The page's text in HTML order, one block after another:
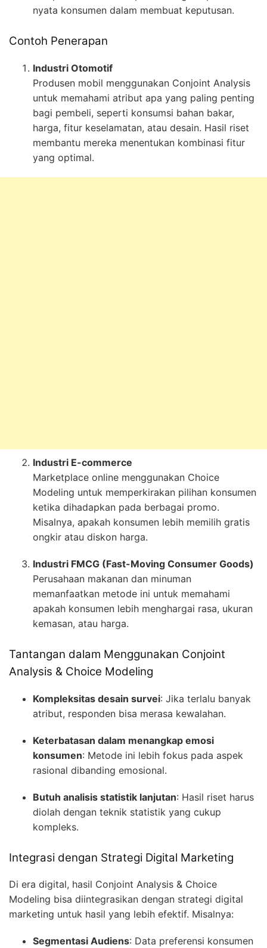
nyata konsumen dalam membuat keputusan.
Contoh Penerapan
Industri Otomotif
Produsen mobil menggunakan Conjoint Analysis
untuk memahami atribut apa yang paling penting
bagi pembeli, seperti konsumsi bahan bakar,
harga, fitur keselamatan, atau desain. Hasil riset
membantu mereka menentukan kombinasi fitur
yang optimal.
Industri E-commerce
Marketplace online menggunakan Choice
Modeling untuk memperkirakan pilihan konsumen
ketika dihadapkan pada berbagai promo.
Misalnya, apakah konsumen lebih memilih gratis
ongkir atau diskon harga.
Industri FMCG (Fast-Moving Consumer Goods)
Perusahaan makanan dan minuman
memanfaatkan metode ini untuk memahami
apakah konsumen lebih menghargai rasa, ukuran
kemasan, atau harga.
Tantangan dalam Menggunakan Conjoint
Analysis & Choice Modeling
Kompleksitas desain survei: Jika terlalu banyak
atribut, responden bisa merasa kewalahan.
Keterbatasan dalam menangkap emosi
konsumen: Metode ini lebih fokus pada aspek
rasional dibanding emosional.
Butuh analisis statistik lanjutan: Hasil riset harus
diolah dengan teknik statistik yang cukup
kompleks.
Integrasi dengan Strategi Digital Marketing
Di era digital, hasil Conjoint Analysis & Choice
Modeling bisa diintegrasikan dengan strategi digital
marketing untuk hasil yang lebih efektif. Misalnya:
Segmentasi Audiens: Data preferensi konsumen